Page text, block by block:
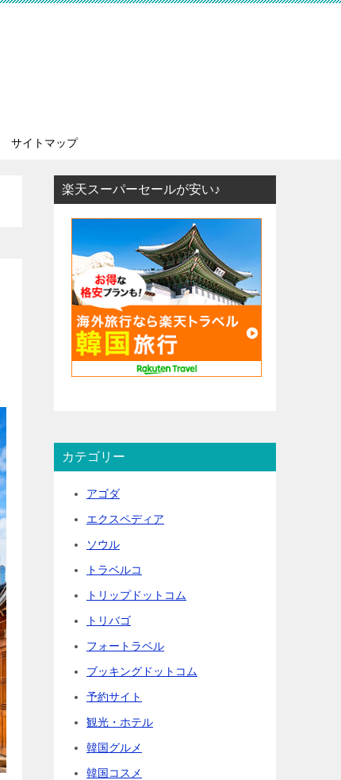
サイトマップ
楽天スーパーセールが安い♪
カテゴリー
アゴダ
エクスペディア
ソウル
トラベルコ
トリップドットコム
トリバゴ
フォートラベル
ブッキングドットコム
予約サイト
観光・ホテル
韓国グルメ
韓国コスメ